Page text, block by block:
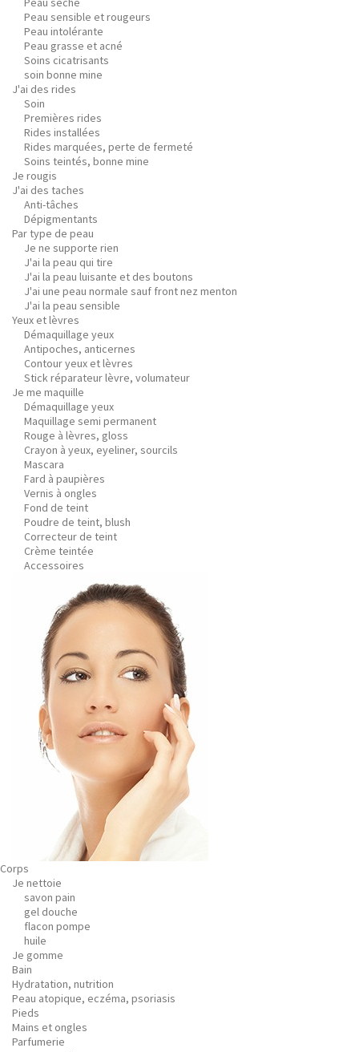
Peau sensible et rougeurs
Peau intolérante
Peau grasse et acné
Soins cicatrisants
soin bonne mine
J'ai des rides
Soin
Premières rides
Rides installées
Rides marquées, perte de fermeté
Soins teintés, bonne mine
Je rougis
J'ai des taches
Anti-tâches
Dépigmentants
Par type de peau
Je ne supporte rien
J'ai la peau qui tire
J'ai la peau luisante et des boutons
J'ai une peau normale sauf front nez menton
J'ai la peau sensible
Yeux et lèvres
Démaquillage yeux
Antipoches, anticernes
Contour yeux et lèvres
Stick réparateur lèvre, volumateur
Je me maquille
Démaquillage yeux
Maquillage semi permanent
Rouge à lèvres, gloss
Crayon à yeux, eyeliner, sourcils
Mascara
Fard à paupières
Vernis à ongles
Fond de teint
Poudre de teint, blush
Correcteur de teint
Crème teintée
Accessoires
Corps
Je nettoie
savon pain
gel douche
flacon pompe
huile
Je gomme
Bain
Hydratation, nutrition
Peau atopique, eczéma, psoriasis
Pieds
Mains et ongles
Parfumerie